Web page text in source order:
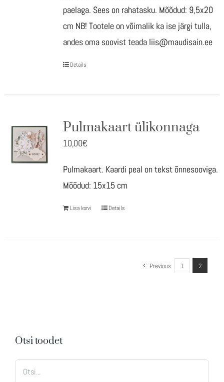
paelaga. Sees on rahatasku. Mõõdud: 9,5x20
cm NB! Tootele on võimalik ka ise järgi tulla,
andes oma soovist teada liis@maudisain.ee
Details
Pulmakaart ülikonnaga
10,00€
Pulmakaart. Kaardi peal on tekst õnnesooviga.
Mõõdud: 15x15 cm
Lisa korvi Details
Previous 1 2
Otsi toodet